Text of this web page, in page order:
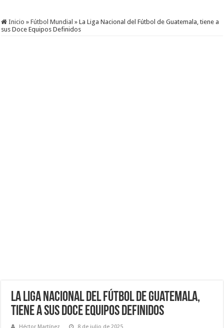
Inicio » Fútbol Mundial » La Liga Nacional del Fútbol de Guatemala, tiene a
sus Doce Equipos Definidos
La Liga Nacional del Fútbol de Guatemala,
tiene a sus Doce Equipos Definidos
Héctor Martínez
8 de julio de 2025